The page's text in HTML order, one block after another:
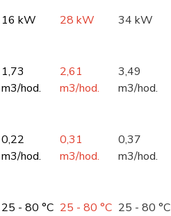
16 kW 28 kW 34 kW
1,73
m3/hod.
2,61
m3/hod.
3,49
m3/hod.
0,22
m3/hod.
0,31
m3/hod.
0,37
m3/hod.
25 - 80 °C 25 - 80 °C 25 - 80 °C